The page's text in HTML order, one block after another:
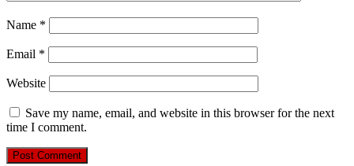
Name *
Email *
Website
Save my name, email, and website in this browser for the next
time I comment.